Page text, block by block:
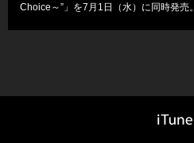
Choice～”」を7月1日（水）に同時発売。